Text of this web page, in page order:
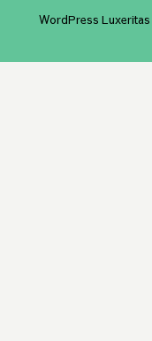
WordPress